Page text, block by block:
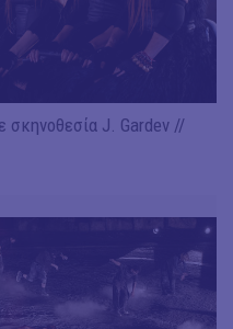
σκηνοθεσία J. Gardev //